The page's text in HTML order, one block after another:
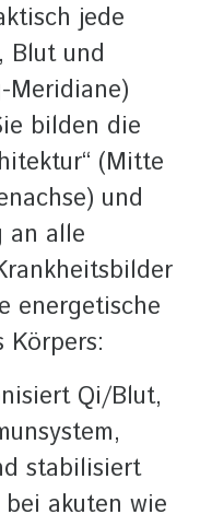
jede
Blut und
Meridiane)
bilden die
(Mitte
und
an alle
energetische
Körpers:
Qi/Blut,
stabilisiert
akuten wie